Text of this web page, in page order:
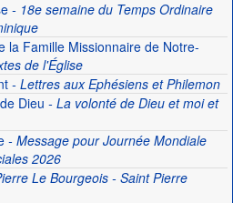
- 18e semaine du Temps Ordinaire
la Famille Missionnaire de Notre-
de l'Église
- Lettres aux Ephésiens et Philemon
Dieu - La volonté de Dieu et moi et
- Message pour Journée Mondiale
2026
Le Bourgeois - Saint Pierre